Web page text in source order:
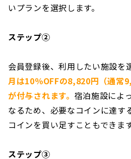
いプランを選択します。
ステップ②
会員登録後、利用したい施設を
月は10％OFFの8,820円（通常
が付与されます。 宿泊施設によ
なるため、必要なコインに達す
コインを買い足すこともできま
ステップ③